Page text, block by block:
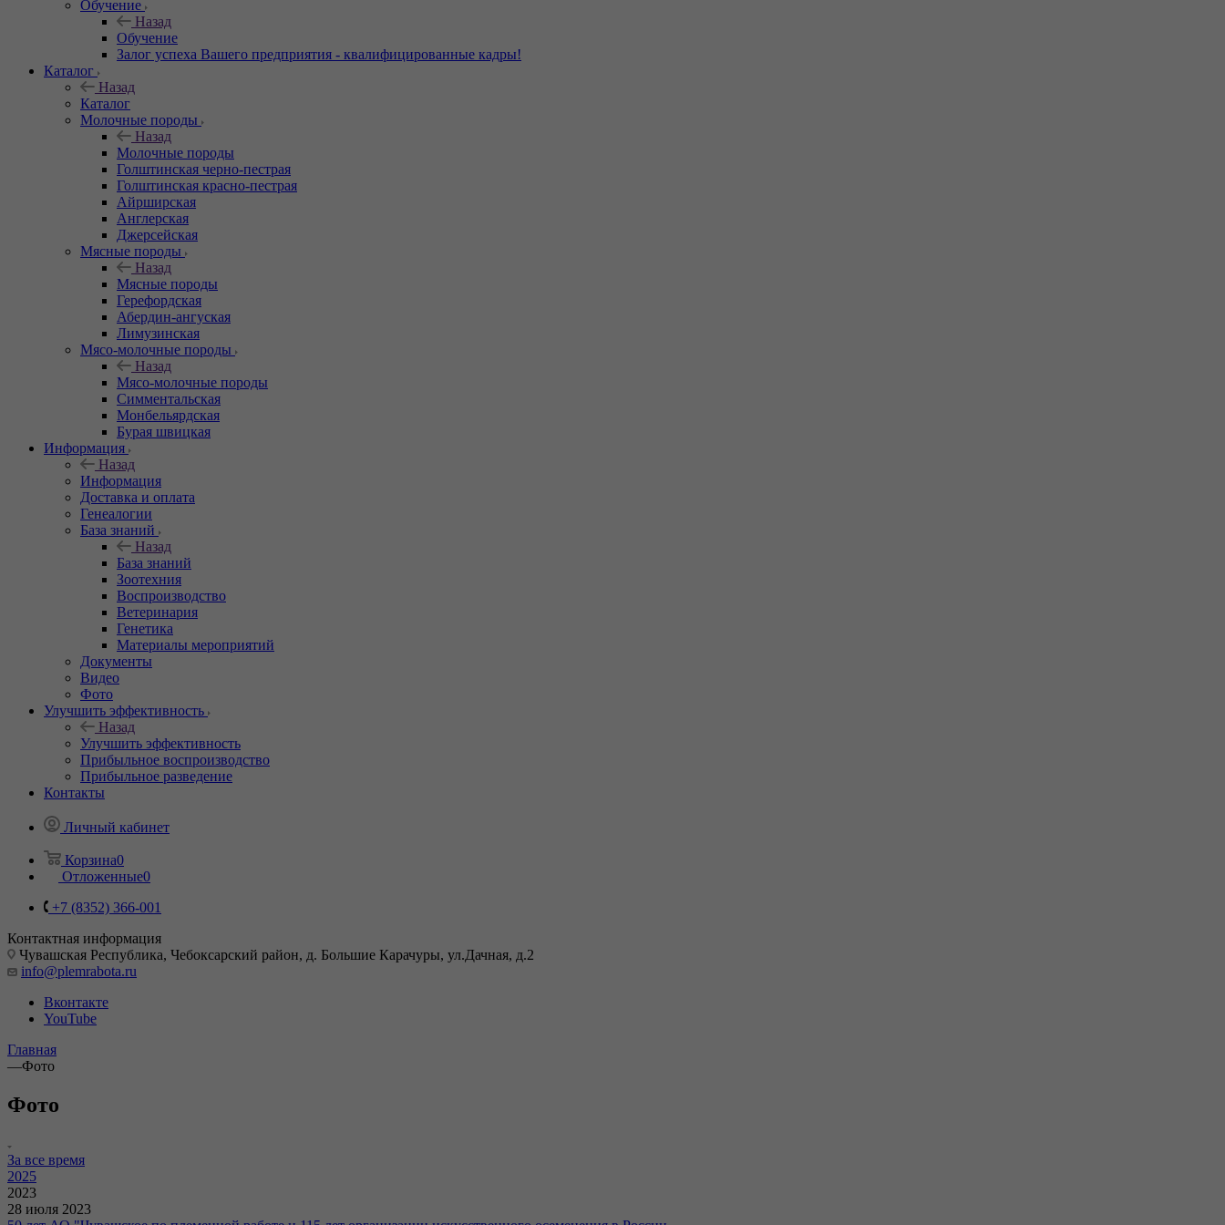
Обучение
Назад
Обучение
Залог успеха Вашего предприятия - квалифицированные кадры!
Каталог
Назад
Каталог
Молочные породы
Назад
Молочные породы
Голштинская черно-пестрая
Голштинская красно-пестрая
Айрширская
Англерская
Джерсейская
Мясные породы
Назад
Мясные породы
Герефордская
Абердин-ангуская
Лимузинская
Мясо-молочные породы
Назад
Мясо-молочные породы
Симментальская
Монбельярдская
Бурая швицкая
Информация
Назад
Информация
Доставка и оплата
Генеалогии
База знаний
Назад
База знаний
Зоотехния
Воспроизводство
Ветеринария
Генетика
Материалы мероприятий
Документы
Видео
Фото
Улучшить эффективность
Назад
Улучшить эффективность
Прибыльное воспроизводство
Прибыльное разведение
Контакты
Личный кабинет
Корзина0
Отложенные0
+7 (8352) 366-001
Контактная информация
Чувашская Республика, Чебоксарский район, д. Большие Карачуры, ул.Дачная, д.2
info@plemrabota.ru
Вконтакте
YouTube
Главная
—Фото
Фото
За все время
2025
2023
28 июля 2023